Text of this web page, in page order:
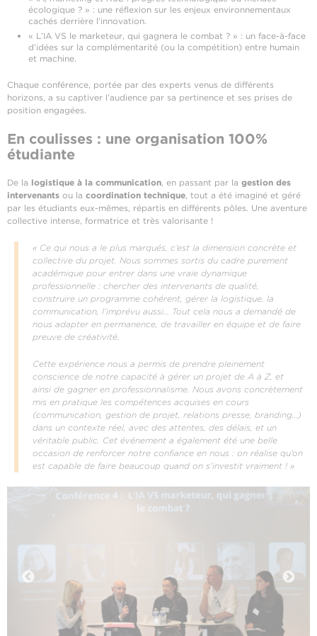
écologique ? » : une réflexion sur les enjeux environnementaux
cachés derrière l’innovation.
« L’IA VS le marketeur, qui gagnera le combat ? » : un face-à-face
d’idées sur la complémentarité (ou la compétition) entre humain
et machine.
Chaque conférence, portée par des experts venus de différents
horizons, a su captiver l’audience par sa pertinence et ses prises de
position engagées.
En coulisses : une organisation 100%
étudiante
De la logistique à la communication, en passant par la gestion des
intervenants ou la coordination technique, tout a été imaginé et géré
par les étudiants eux-mêmes, répartis en différents pôles. Une aventure
collective intense, formatrice et très valorisante !
« Ce qui nous a le plus marqués, c’est la dimension concrète et
collective du projet. Nous sommes sortis du cadre purement
académique pour entrer dans une vraie dynamique
professionnelle : chercher des intervenants de qualité,
construire un programme cohérent, gérer la logistique, la
communication, l’imprévu aussi… Tout cela nous a demandé de
nous adapter en permanence, de travailler en équipe et de faire
preuve de créativité.
Cette expérience nous a permis de prendre pleinement
conscience de notre capacité à gérer un projet de A à Z, et
ainsi de gagner en professionnalisme. Nous avons concrètement
mis en pratique les compétences acquises en cours
(communication, gestion de projet, relations presse, branding…)
dans un contexte réel, avec des attentes, des délais, et un
véritable public. Cet événement a également été une belle
occasion de renforcer notre confiance en nous : on réalise qu’on
est capable de faire beaucoup quand on s’investit vraiment ! »